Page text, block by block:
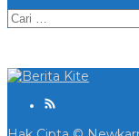
Cari
untuk: